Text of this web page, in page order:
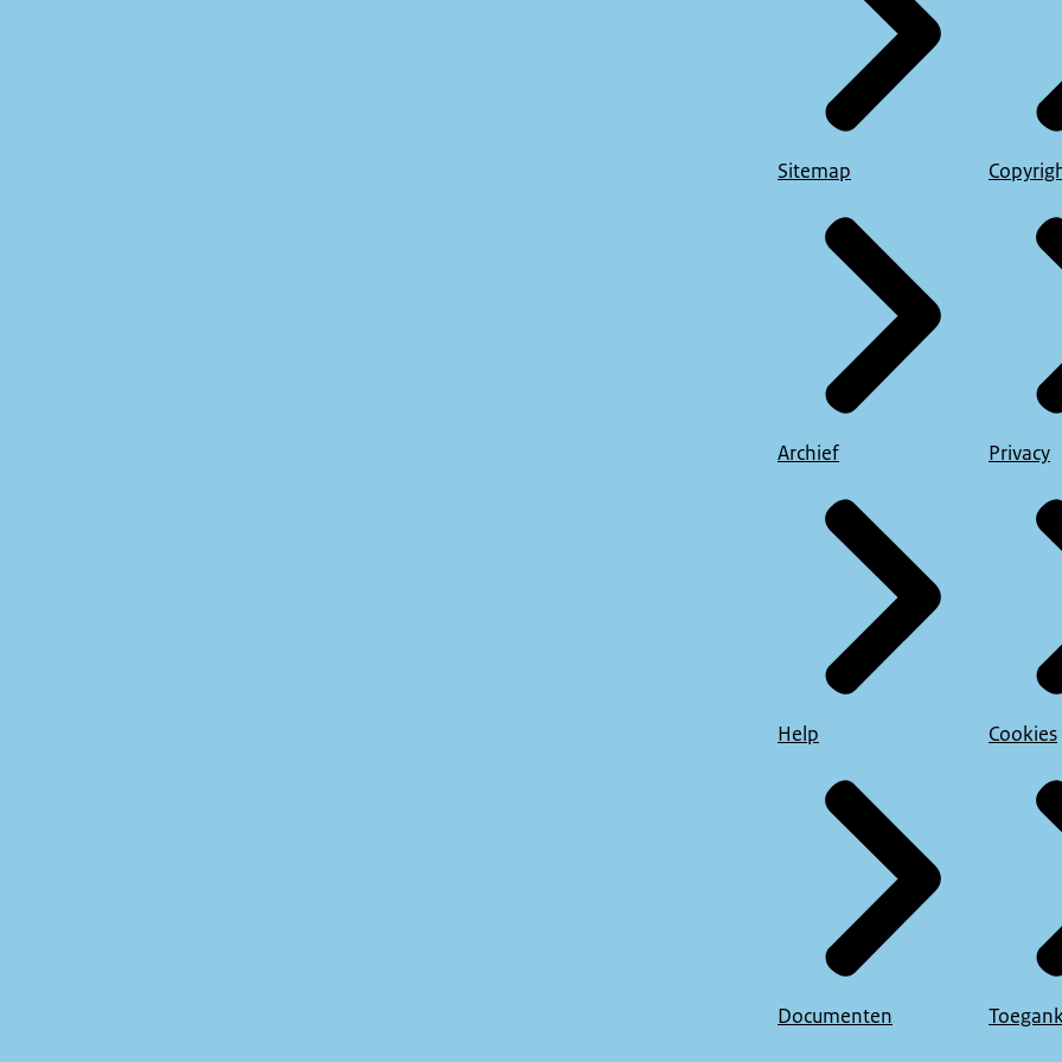
Sitemap
Archief
Help
Documenten
Privacy
Cookies